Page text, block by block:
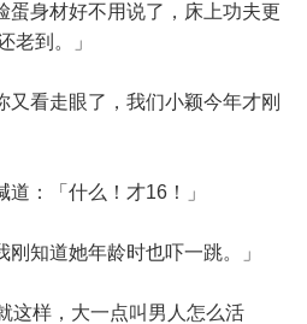
蛋身材好不用说了，床上功夫更
老到。」
又看走眼了，我们小颖今年才刚
道：「什么！才16！」
知道她年龄时也吓一跳。」
这样，大一点叫男人怎么活